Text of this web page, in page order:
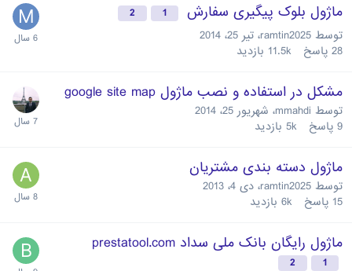
ماژول بلوک پیگیری سفارش 1
2
توسط ramtin2025، تیر 25، 2014
28 پاسخ 11.5k بازدید
مشکل در استفاده و نصب ماژول google site map
توسط mmahdi، شهریور 25، 2014
9 پاسخ 5k بازدید
ماژول دسته بندی مشتریان
توسط ramtin2025، دی 4، 2013
15 پاسخ 6k بازدید
ماژول رایگان بانک ملی سداد prestatool.com
1
2